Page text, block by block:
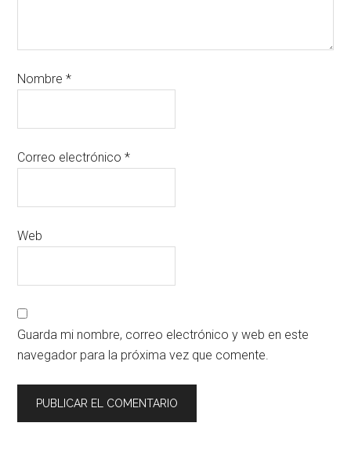
Nombre*
Correo electrónico*
Web
Guarda mi nombre, correo electrónico y web en este
navegador para la próxima vez que comente.